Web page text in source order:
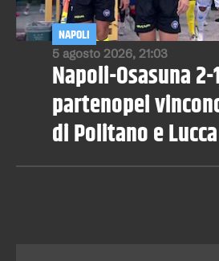
5 agosto 2026, 21:03
NAPOLI
Napoli-Osasuna 2-
partenopei
di Politano e Lucca